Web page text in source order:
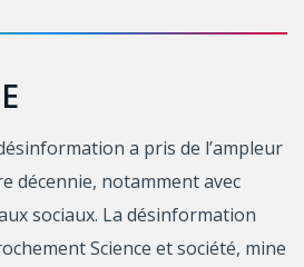
a pris de l’ampleur
décennie, notamment avec
sociaux. La désinformation
Science et société, mine